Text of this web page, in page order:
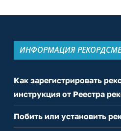
ИНФОРМАЦИЯ
Как зарегистрировать
инструкция от Реестра
Побить или установить